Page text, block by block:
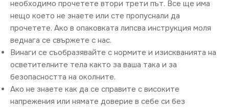
необходимо прочетете втори трети път. Все ще има
нещо което не знаете или сте пропуснали да
прочетете. Ако в опаковката липсва инструкция моля
веднага се свържете с нас.
Винаги се съобразявайте с нормите и изискванията на
осветителните тела както за ваша така и за
безопасността на околните.
Ако не знаете как да се справите с високите
напрежения или нямате доверие в себе си без